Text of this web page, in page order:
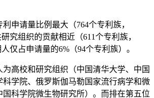
申请量比例最大（764个专利族，
究组织的贡献相近（611个专利族，
仅占申请量的6%（94个专利族）。
高校和研究组织（中国清华大学、中国
科学院、俄罗斯伽马勒国家流行病学和微
国科学院微生物研究所）。而排在第五位